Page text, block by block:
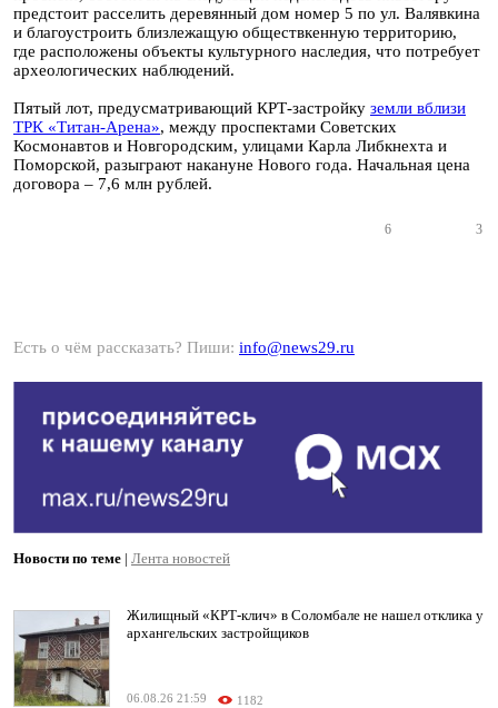
предстоит расселить деревянный дом номер 5 по ул. Валявкина
и благоустроить близлежащую обществкенную территорию,
где расположены объекты культурного наследия, что потребует
археологических наблюдений.
Пятый лот, предусматривающий КРТ-застройку земли вблизи
ТРК «Титан-Арена», между проспектами Советских
Космонавтов и Новгородским, улицами Карла Либкнехта и
Поморской, разыграют накануне Нового года. Начальная цена
договора – 7,6 млн рублей.
6 3
Есть о чём рассказать? Пиши: info@news29.ru
Новости по теме | Лента новостей
Жилищный «КРТ-клич» в Соломбале не нашел отклика у
архангельских застройщиков
06.08.26 21:59 1182